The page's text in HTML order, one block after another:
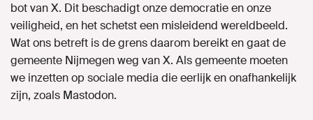
bot van X. Dit beschadigt onze democratie en onze
veiligheid, en het schetst een misleidend wereldbeeld.
Wat ons betreft is de grens daarom bereikt en gaat de
gemeente Nijmegen weg van X. Als gemeente moeten
we inzetten op sociale media die eerlijk en onafhankelijk
zijn, zoals Mastodon.